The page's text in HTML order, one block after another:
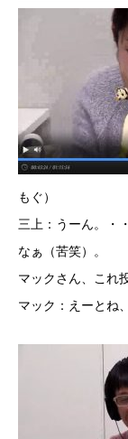
もぐ）
三上：うーん。・
なぁ（苦笑）。
マックさん、これ
マック：えーとね